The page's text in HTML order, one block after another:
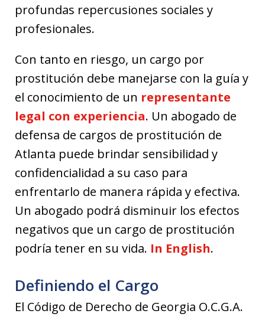
profundas repercusiones sociales y
profesionales.
Con tanto en riesgo, un cargo por
prostitución debe manejarse con la guía y
el conocimiento de un representante
legal con experiencia. Un abogado de
defensa de cargos de prostitución de
Atlanta puede brindar sensibilidad y
confidencialidad a su caso para
enfrentarlo de manera rápida y efectiva.
Un abogado podrá disminuir los efectos
negativos que un cargo de prostitución
podría tener en su vida. In English.
Definiendo el Cargo
El Código de Derecho de Georgia O.C.G.A.